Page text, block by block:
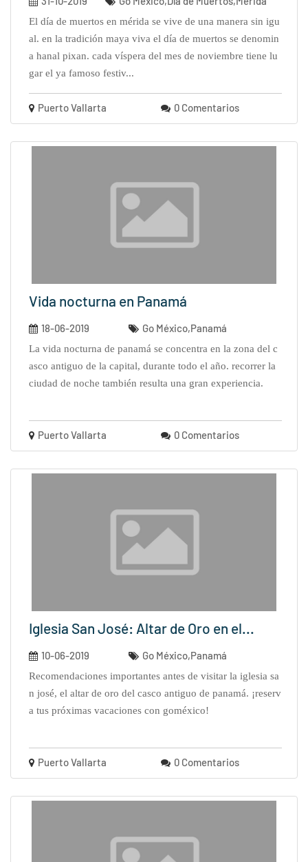
el día de muertos en mérida se vive de una manera sin igu
al. en la tradición maya viva el día de muertos se denomin
a hanal pixan. cada víspera del mes de noviembre tiene lu
gar el ya famoso festiv...
Puerto Vallarta 0 Comentarios
Vida nocturna en Panamá
18-06-2019 Go México,Panamá
la vida nocturna de panamá se concentra en la zona del c
asco antiguo de la capital, durante todo el año. recorrer la
ciudad de noche también resulta una gran experiencia.
Puerto Vallarta 0 Comentarios
Iglesia San José: Altar de Oro en el...
10-06-2019 Go México,Panamá
recomendaciones importantes antes de visitar la iglesia sa
n josé, el altar de oro del casco antiguo de panamá. ¡reserv
a tus próximas vacaciones con goméxico!
Puerto Vallarta 0 Comentarios